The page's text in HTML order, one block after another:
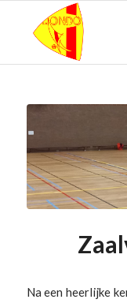
Na een heerlijke